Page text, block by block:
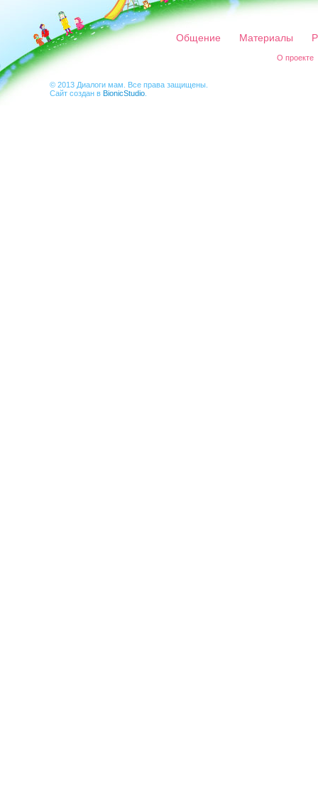
Общение Материалы
О проекте
© 2013 Диалоги мам. Все права защищены.
Сайт создан в BionicStudio